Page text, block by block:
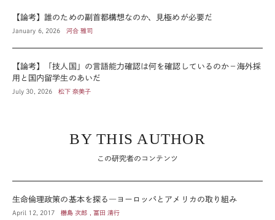
【論考】誰のための副首都構想なのか、見極めが必要だ
January 6, 2026 河合 雅司
【論考】「技人国」の言語能力確認は何を確認しているのか－海外採
用と国内留学生のあいだ
July 30, 2026 松下 奈美子
BY THIS AUTHOR
この研究者のコンテンツ
生命倫理政策の基本を探る―ヨーロッパとアメリカの取り組み
April 12, 2017 橳島 次郎 , 冨田 清行